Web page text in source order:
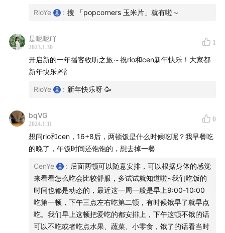
1:16:10 和大家分享我们最爱吃的玉米片
——
播客提及：
杨定一 ·《疗愈的饮食与断食：新时代的个人营养学》
炑星迹 · 关于
E19 I 《贪婪的多
巴胺》：I WANT MORE
炑星迹 · 关于肠道健康的相关读书播客：
的小心思》：我们与微生物的共生关系
我们整理灵性书籍书架的视频：小年夜我们重新整理了
我们的书架
春联：这一期播客上架应该是除夕夜了，放照片 祝大家
新年快乐！🧨
RioYe : 搜 「popcorners 玉米片」就有啦～
是呢呢吖
2023.1.30
1
开启新的一年播客收听之旅～祝rio和cen新年快乐！大家都
新年快乐🎆🍾️
RioYe : 新年快乐呀 🥳
bqVG
2024.1.11
0
想问rio和cen，16+8后，两顿饭是什么时候吃呢？我早餐吃
的晚了，午饭时间还饱饱的，想去掉一餐
CenYe : 后面两顿可以随意安排，可以根据身体的感觉
来看看怎么吃会比较舒服，多试试就知道啦~我们吃饭的
时间也都是动态的，最近这一周一般是早上9:00-10:00
吃第一顿，下午三点左右吃第二顿，有时候饿早了就早点
吃。我们早上这顿把爱吃的都安排上，下午这顿不饿的话
可以不吃或者吃点水果、蔬菜、小零食，饿了的话看当时